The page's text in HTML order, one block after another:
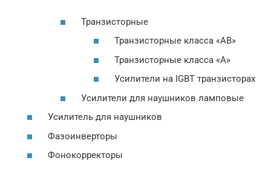
Транзисторные
Транзисторные класса «AB»
Транзисторные класса «А»
Усилители на IGBT транзисторах
Усилители для наушников ламповые
Усилитель для наушников
Фазоинверторы
Фонокорректоры